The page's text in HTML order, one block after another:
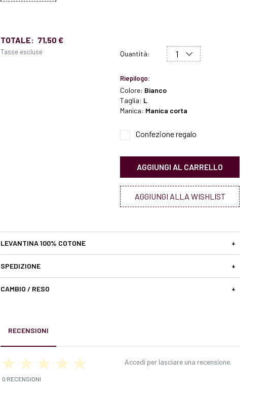
TOTALE: 71,50 €
Tasse escluse Quantità:
Riepilogo:
Colore: Bianco
Taglia: L
Manica: Manica corta
Confezione regalo
AGGIUNGI AL CARRELLO
AGGIUNGI ALLA WISHLIST
LEVANTINA 100% COTONE +
SPEDIZIONE +
CAMBIO / RESO +
RECENSIONI
0 RECENSIONI
Accedi per lasciare una recensione.